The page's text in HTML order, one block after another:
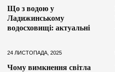
Що з водою у
Ладижинському
водосховищі: актуальні
24 ЛИСТОПАДА, 2025
Чому вимкнення світла